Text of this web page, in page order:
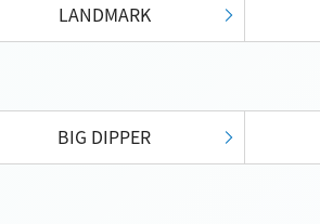
LANDMARK
BIG DIPPER